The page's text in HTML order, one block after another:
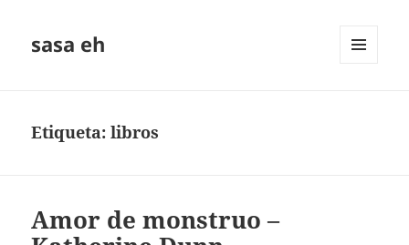
sasa eh
Etiqueta:libros
Amor de monstruo –